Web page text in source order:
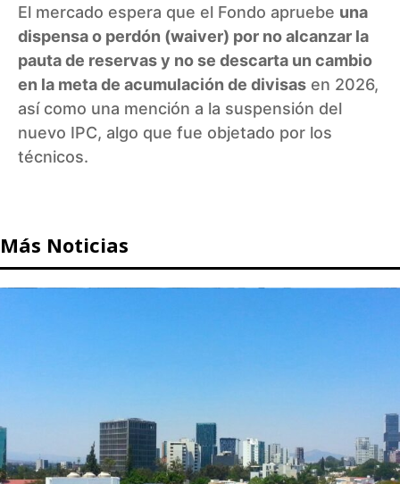
El mercado espera que el Fondo apruebe una
dispensa o perdón (waiver) por no alcanzar la
pauta de reservas y no se descarta un cambio
en la meta de acumulación de divisas en 2026,
así como una mención a la suspensión del
nuevo IPC, algo que fue objetado por los
técnicos.
Más Noticias